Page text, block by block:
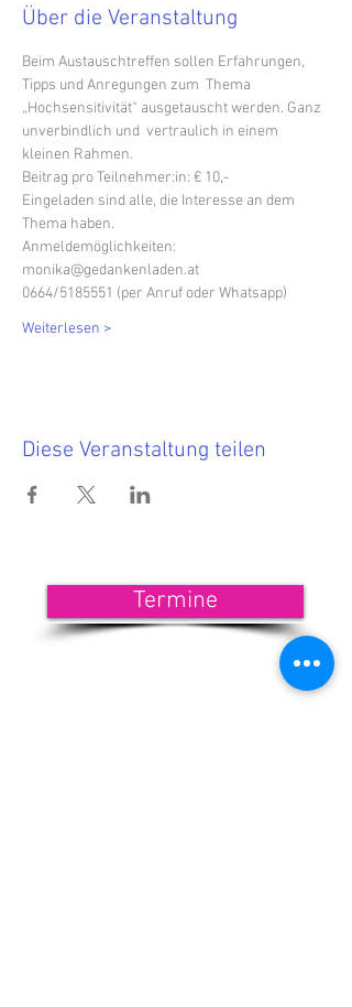
Über die Veranstaltung
Beim Austauschtreffen sollen Erfahrungen,
Tipps und Anregungen zum  Thema
„Hochsensitivität“ ausgetauscht werden. Ganz
unverbindlich und  vertraulich in einem
kleinen Rahmen.
Beitrag pro Teilnehmer:in: € 10,-
Eingeladen sind alle, die Interesse an dem
Thema haben.
Anmeldemöglichkeiten:
monika@gedankenladen.at
0664/5185551 (per Anruf oder Whatsapp)
Weiterlesen >
Diese Veranstaltung teilen
Termine
<<< Hier findest Du die aktuellen
Wenn Du nichts mehr verpassen